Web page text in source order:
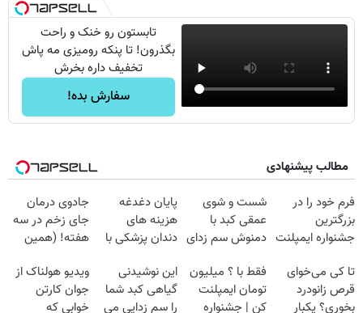
تابستون رو خنک و راحت
بگذرون! تا پنکه رومیزی مه پاش
تخفیف داره بخرش
سفارش بده!
مطالب پیشنهادی
فرم خود را در
بزرگترین
جشنواره ایمپلنت
فقط ۲۵ میلیون
شست و شوی
عمقی کبد با
دمنوش سم زدای
پایان دغدغه
هزینه های
دندان پزشکی با
خانگی
جادوی درمان
جای زخم در سه
هفته! (همین
صحبت کنید)
تا کی می‌خوای
قرص زانودرد
بخوری؟ یکبار
فقط با ؟ میلیون
تومان ایمپلنت
کن | جشنواره
این نوشیدنی
گیاهی کبد شما
را سم زدایی می
ویدیو هولناک از
جوان کارتن
خوابی که